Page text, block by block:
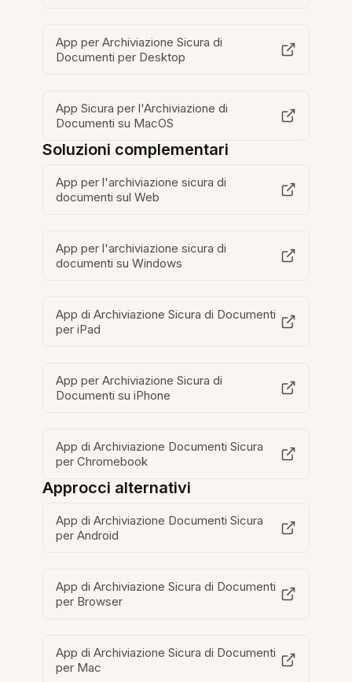
App per Archiviazione Sicura di
Documenti per Desktop
App Sicura per l'Archiviazione di
Documenti su MacOS
Soluzioni complementari
App per l'archiviazione sicura di
documenti sul Web
App per l'archiviazione sicura di
documenti su Windows
App di Archiviazione Sicura di Documenti
per iPad
App per Archiviazione Sicura di
Documenti su iPhone
App di Archiviazione Documenti Sicura
per Chromebook
Approcci alternativi
App di Archiviazione Documenti Sicura
per Android
App di Archiviazione Sicura di Documenti
per Browser
App di Archiviazione Sicura di Documenti
per Mac